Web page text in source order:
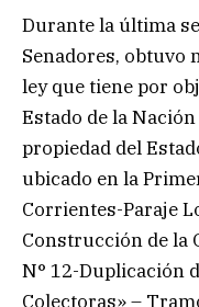
Durante la última
Senadores, obtuvo
ley que tiene por
Estado de la
propiedad del
ubicado en la
Corrientes-Paraje
Construcción de la
N° 12-Duplicación
Colectoras» –